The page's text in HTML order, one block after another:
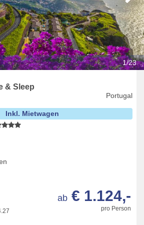
1/23
& Sleep
Portugal
Inkl. Mietwagen
pro Person
ab € 1.124,-